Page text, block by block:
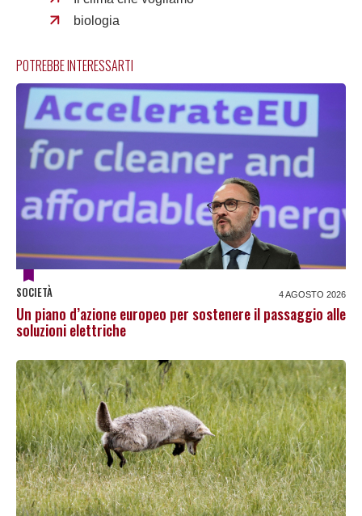
biologia
POTREBBE INTERESSARTI
SOCIETÀ 4 AGOSTO 2026
Un piano d’azione europeo per sostenere il passaggio alle
soluzioni elettriche